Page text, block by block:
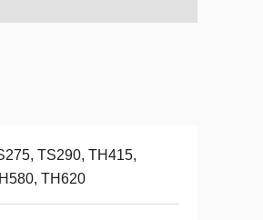
TS290, TH415,
TH620